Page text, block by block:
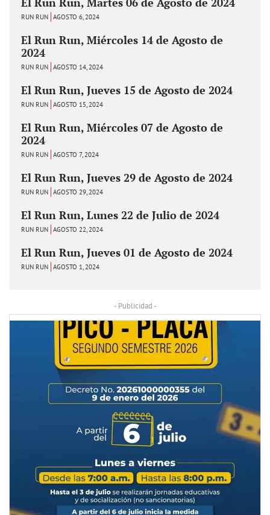
RUN RUN AGOSTO 6, 2024
El Run Run, Miércoles 14 de Agosto de
2024
RUN RUN AGOSTO 14, 2024
El Run Run, Jueves 15 de Agosto de 2024
RUN RUN AGOSTO 15, 2024
El Run Run, Miércoles 07 de Agosto de
2024
RUN RUN AGOSTO 7, 2024
El Run Run, Jueves 29 de Agosto de 2024
RUN RUN AGOSTO 29, 2024
El Run Run, Lunes 22 de Julio de 2024
RUN RUN AGOSTO 22, 2024
El Run Run, Jueves 01 de Agosto de 2024
RUN RUN AGOSTO 1, 2024
- Publicidad -